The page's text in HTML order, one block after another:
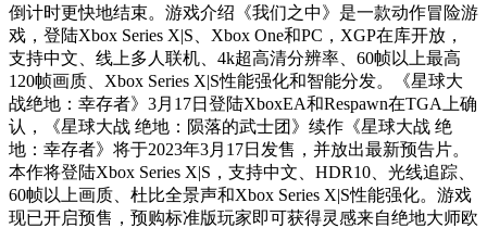
倒计时更快地结束。游戏介绍《我们之中》是一款动作冒险游
戏，登陆Xbox Series X|S、Xbox One和PC，XGP在库开放，
支持中文、线上多人联机、4k超高清分辨率、60帧以上最高
120帧画质、Xbox Series X|S性能强化和智能分发。《星球大
战绝地：幸存者》3月17日登陆XboxEA和Respawn在TGA上确
认，《星球大战 绝地：陨落的武士团》续作《星球大战 绝
地：幸存者》将于2023年3月17日发售，并放出最新预告片。
本作将登陆Xbox Series X|S，支持中文、HDR10、光线追踪、
60帧以上画质、杜比全景声和Xbox Series X|S性能强化。游戏
现已开启预售，预购标准版玩家即可获得灵感来自绝地大师欧